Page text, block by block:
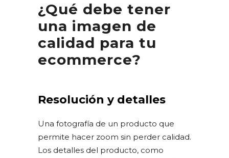
¿Qué debe tener
una imagen de
calidad para tu
ecommerce?
Resolución y detalles
Una fotografía de un producto que
permite hacer zoom sin perder calidad.
Los detalles del producto, como